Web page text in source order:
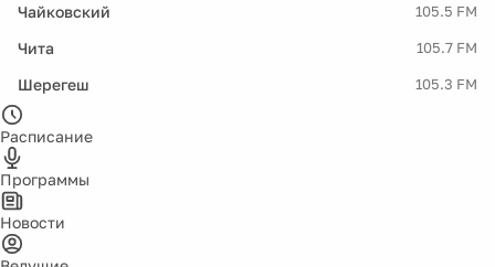
Чайковский 105.5 FM
Чита 105.7 FM
Шерегеш 105.3 FM
Расписание
Программы
Новости